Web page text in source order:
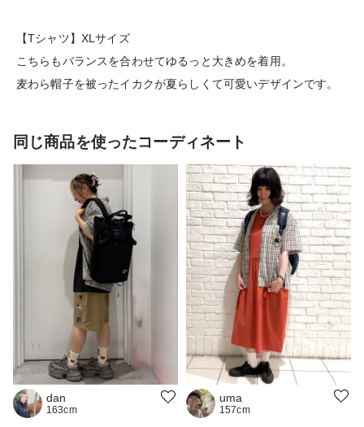
【Tシャツ】XLサイズ
こちらもバランスを合わせてゆるっと大きめを着用。
麦わら帽子を被ったイカクが夏らしくて可愛いデザインです。
同じ商品を使ったコーディネート
dan
163cm
uma
157cm